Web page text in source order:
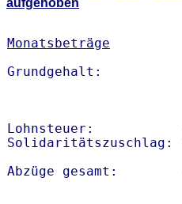
aufgehoben
Monatsbeträge
Lohnsteuer:
Abzüge gesamt: